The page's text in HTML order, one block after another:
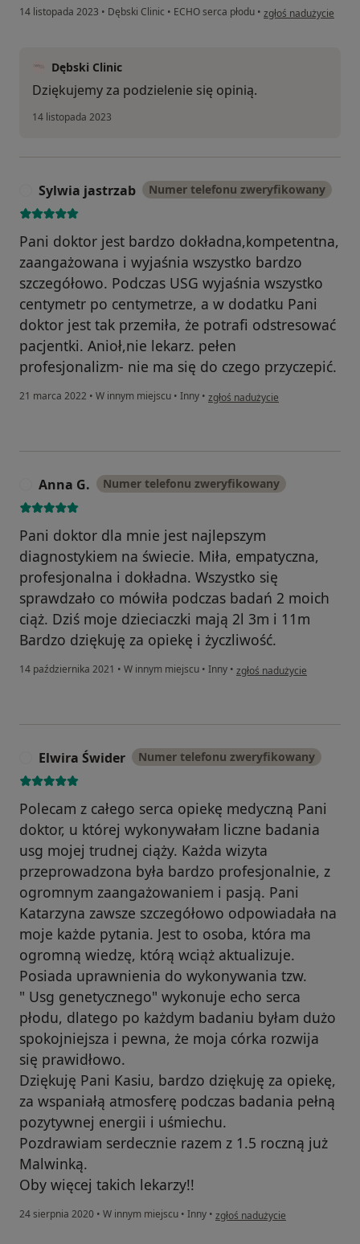
14 listopada 2023 • Dębski Clinic • ECHO serca płodu • w opinii użytkownika
zgłoś nadużycie
Dębski Clinic
Dziękujemy za podzielenie się opinią.
14 listopada 2023
Sylwia jastrzab Numer telefonu zweryfikowany
Pani doktor jest bardzo dokładna,kompetentna,
zaangażowana i wyjaśnia wszystko bardzo
szczegółowo. Podczas USG wyjaśnia wszystko
centymetr po centymetrze, a w dodatku Pani
doktor jest tak przemiła, że potrafi odstresować
pacjentki. Anioł,nie lekarz. pełen
profesjonalizm- nie ma się do czego przyczepić.
21 marca 2022 • W innym miejscu • Inny • w opinii użytkownika Sylwia
zgłoś nadużycie
Anna G. Numer telefonu zweryfikowany
Pani doktor dla mnie jest najlepszym
diagnostykiem na świecie. Miła, empatyczna,
profesjonalna i dokładna. Wszystko się
sprawdzało co mówiła podczas badań 2 moich
ciąż. Dziś moje dzieciaczki mają 2l 3m i 11m
Bardzo dziękuję za opiekę i życzliwość.
14 października 2021 • W innym miejscu • Inny • w opinii użytkownika Anna
zgłoś nadużycie
Elwira Świder Numer telefonu zweryfikowany
Polecam z całego serca opiekę medyczną Pani
doktor, u której wykonywałam liczne badania
usg mojej trudnej ciąży. Każda wizyta
przeprowadzona była bardzo profesjonalnie, z
ogromnym zaangażowaniem i pasją. Pani
Katarzyna zawsze szczegółowo odpowiadała na
moje każde pytania. Jest to osoba, która ma
ogromną wiedzę, którą wciąż aktualizuje.
Posiada uprawnienia do wykonywania tzw.
" Usg genetycznego" wykonuje echo serca
płodu, dlatego po każdym badaniu byłam dużo
spokojniejsza i pewna, że moja córka rozwija
się prawidłowo.
Dziękuję Pani Kasiu, bardzo dziękuję za opiekę,
za wspaniałą atmosferę podczas badania pełną
pozytywnej energii i uśmiechu.
Pozdrawiam serdecznie razem z 1.5 roczną już
Malwinką.
Oby więcej takich lekarzy!!
24 sierpnia 2020 • W innym miejscu • Inny • w opinii użytkownika Elwira
zgłoś nadużycie